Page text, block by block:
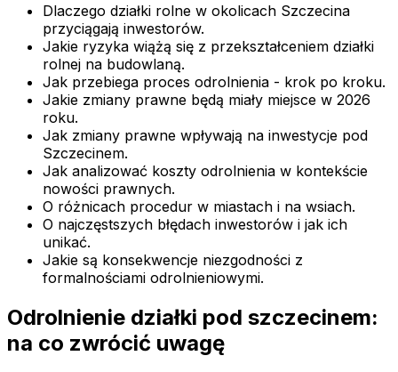
Dlaczego działki rolne w okolicach Szczecina
przyciągają inwestorów.
Jakie ryzyka wiążą się z przekształceniem działki
rolnej na budowlaną.
Jak przebiega proces odrolnienia - krok po kroku.
Jakie zmiany prawne będą miały miejsce w 2026
roku.
Jak zmiany prawne wpływają na inwestycje pod
Szczecinem.
Jak analizować koszty odrolnienia w kontekście
nowości prawnych.
O różnicach procedur w miastach i na wsiach.
O najczęstszych błędach inwestorów i jak ich
unikać.
Jakie są konsekwencje niezgodności z
formalnościami odrolnieniowymi.
Odrolnienie działki pod szczecinem:
na co zwrócić uwagę